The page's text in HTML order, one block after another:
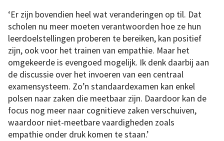
‘Er zijn bovendien heel wat veranderingen op til. Dat
scholen nu meer moeten verantwoorden hoe ze hun
leerdoelstellingen proberen te bereiken, kan positief
zijn, ook voor het trainen van empathie. Maar het
omgekeerde is evengoed mogelijk. Ik denk daarbij aan
de discussie over het invoeren van een centraal
examensysteem. Zo’n standaardexamen kan enkel
polsen naar zaken die meetbaar zijn. Daardoor kan de
focus nog meer naar cognitieve zaken verschuiven,
waardoor niet-meetbare vaardigheden zoals
empathie onder druk komen te staan.’